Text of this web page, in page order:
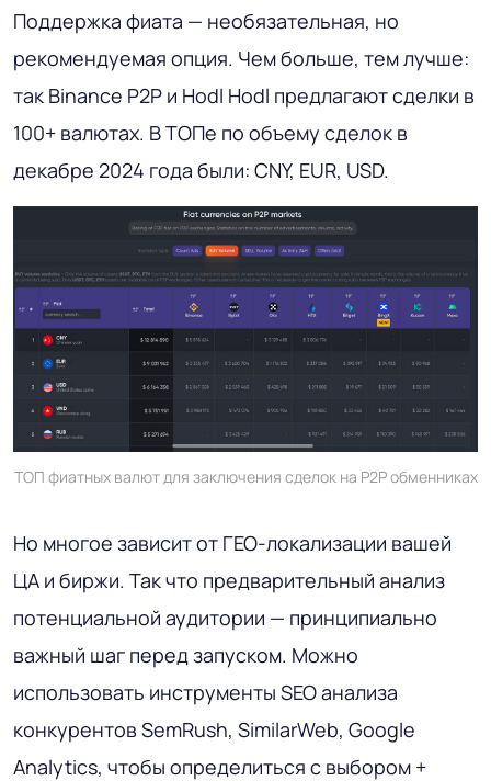
Поддержка фиата — необязательная, но
рекомендуемая опция. Чем больше, тем лучше:
так Binance P2P и Hodl Hodl предлагают сделки в
100+ валютах. В ТОПе по объему сделок в
декабре 2024 года были: CNY, EUR, USD.
ТОП фиатных валют для заключения сделок на P2P обменниках
Но многое зависит от ГЕО-локализации вашей
ЦА и биржи. Так что предварительный анализ
потенциальной аудитории — принципиально
важный шаг перед запуском. Можно
использовать инструменты SEO анализа
конкурентов SemRush, SimilarWeb, Google
Analytics, чтобы определиться с выбором +